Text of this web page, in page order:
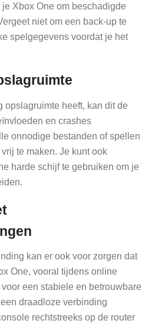
Xbox One om beschadigde
niet om een back-up te
spelgegevens voordat je het
opslagruimte heeft, kan dit de
en crashes
onnodige bestanden of spellen
te maken. Je kunt ook
harde schijf te gebruiken om je
kan er ook voor zorgen dat
One, vooral tijdens online
een stabiele en betrouwbare
draadloze verbinding
rechtstreeks op de router